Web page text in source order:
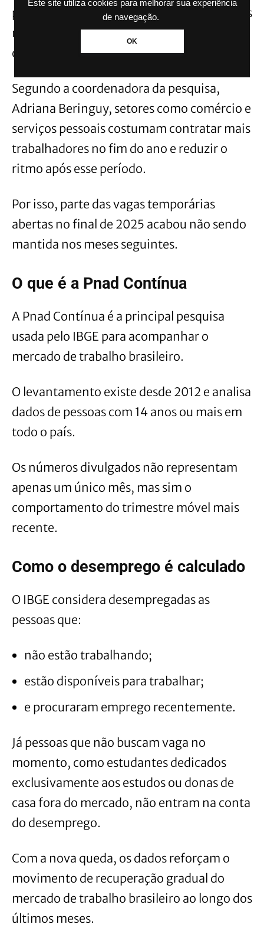
Este site utiliza cookies para melhorar sua experiência
de navegação.
OK
pequeno aumento observado nos primeiros
meses de 2026 aconteceu por um fator
considerado comum nesta época.
Segundo a coordenadora da pesquisa,
Adriana Beringuy, setores como comércio e
serviços pessoais costumam contratar mais
trabalhadores no fim do ano e reduzir o
ritmo após esse período.
Por isso, parte das vagas temporárias
abertas no final de 2025 acabou não sendo
mantida nos meses seguintes.
O que é a Pnad Contínua
A Pnad Contínua é a principal pesquisa
usada pelo IBGE para acompanhar o
mercado de trabalho brasileiro.
O levantamento existe desde 2012 e analisa
dados de pessoas com 14 anos ou mais em
todo o país.
Os números divulgados não representam
apenas um único mês, mas sim o
comportamento do trimestre móvel mais
recente.
Como o desemprego é calculado
O IBGE considera desempregadas as
pessoas que:
não estão trabalhando;
estão disponíveis para trabalhar;
e procuraram emprego recentemente.
Já pessoas que não buscam vaga no
momento, como estudantes dedicados
exclusivamente aos estudos ou donas de
casa fora do mercado, não entram na conta
do desemprego.
Com a nova queda, os dados reforçam o
movimento de recuperação gradual do
mercado de trabalho brasileiro ao longo dos
últimos meses.